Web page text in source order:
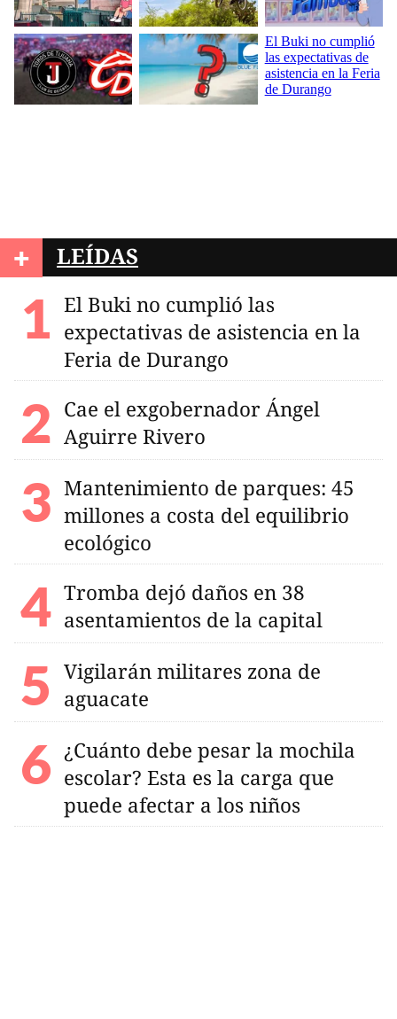
+ LEÍDAS
El Buki no cumplió las
expectativas de asistencia en la
Feria de Durango
Cae el exgobernador Ángel
Aguirre Rivero
Mantenimiento de parques: 45
millones a costa del equilibrio
ecológico
Tromba dejó daños en 38
asentamientos de la capital
Vigilarán militares zona de
aguacate
¿Cuánto debe pesar la mochila
escolar? Esta es la carga que
puede afectar a los niños